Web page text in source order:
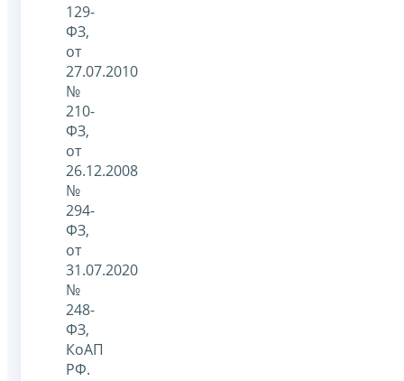
129-
ФЗ,
от
27.07.2010
№
210-
ФЗ,
от
26.12.2008
№
294-
ФЗ,
от
31.07.2020
№
248-
ФЗ,
КоАП
РФ.